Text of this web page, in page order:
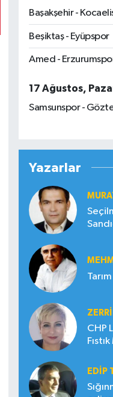
Başakşehir -
Beşiktaş - Eyüpspor
Amed -
17 Ağustos,
Samsunspor -
Yazarlar
CHP
EDIP